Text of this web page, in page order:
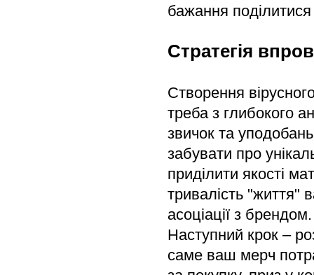
бажання
Стратегія
Створення
треба з глибокого
звичок та
забувати про
приділити якості
тривалість "життя"
асоціації з брендом.
Наступний крок –
саме ваш мерч